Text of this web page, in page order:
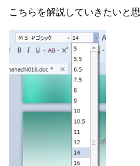
こちらを解説していきたいと思